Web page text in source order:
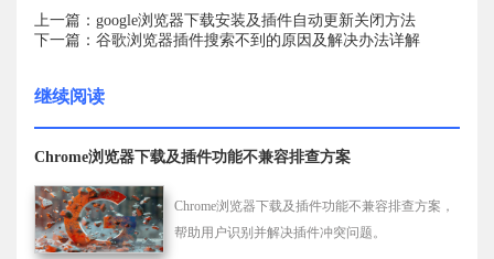
上一篇：google浏览器下载安装及插件自动更新关闭方法
下一篇：谷歌浏览器插件搜索不到的原因及解决办法详解
继续阅读
Chrome浏览器下载及插件功能不兼容排查方案
Chrome浏览器下载及插件功能不兼容排查方案，
帮助用户识别并解决插件冲突问题。